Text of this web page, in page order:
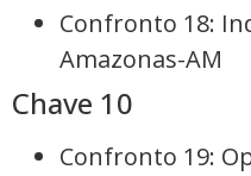
Confronto 18:
Amazonas-AM
Chave 10
Confronto 19: